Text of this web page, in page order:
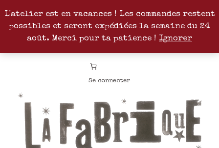
L'atelier est en vacances ! Les commandes restent
possibles et seront expédiées la semaine du 24
août. Merci pour ta patience ! Ignorer
InstagramPinterest Patreon
Se connecter